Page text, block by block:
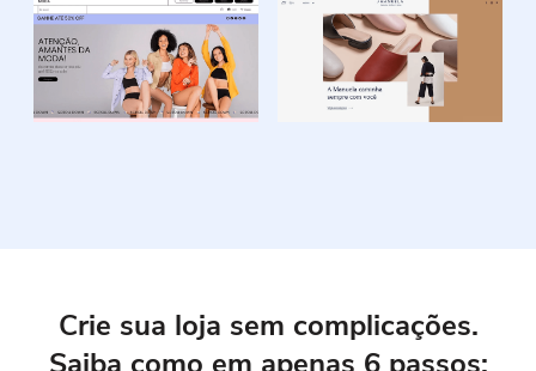
Crie sua loja sem complicações.